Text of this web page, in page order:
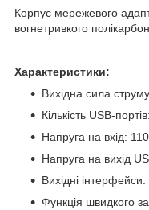
Корпус мережевого
вогнетривкого
Характеристики:
Вихідна сила
Кількість USB-
Напруга на вхід:
Напруга на вихід
Вихідні
Функція швидкого